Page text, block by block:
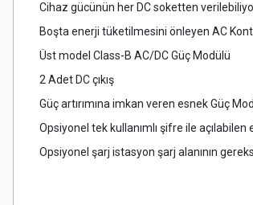
Cihaz gücünün her DC soketten
Boşta enerji tüketilmesini önleyen AC
Üst model Class-B AC/DC Güç Modülü
2 Adet DC çıkış
Güç artırımına imkan veren esnek Güç
Opsiyonel tek kullanımlı şifre ile
Opsiyonel şarj istasyon şarj alanının